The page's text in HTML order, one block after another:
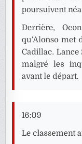
poursuivent
Derrière,
qu’Alonso met
Cadillac. Lance
malgré les
avant le départ.
16:09
Le classement